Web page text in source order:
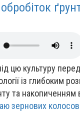
цю культуру
із глибоким
та накопиченням